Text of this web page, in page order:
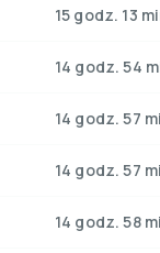
15 godz. 13
14 godz. 54
14 godz. 57
14 godz. 57
14 godz. 58